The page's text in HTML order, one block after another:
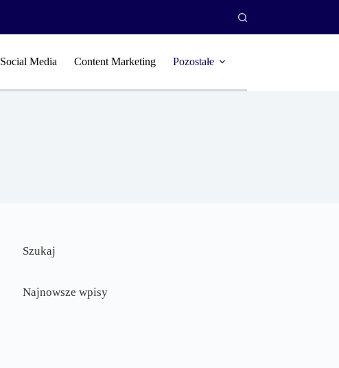
Social Media Content Marketing Pozostałe
Szukaj
Najnowsze wpisy